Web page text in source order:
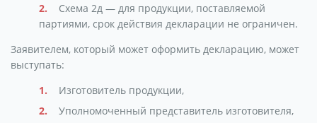
Схема 2д — для продукции, поставляемой
партиями, срок действия декларации не ограничен.
Заявителем, который может оформить декларацию, может
выступать:
Изготовитель продукции,
Уполномоченный представитель изготовителя,